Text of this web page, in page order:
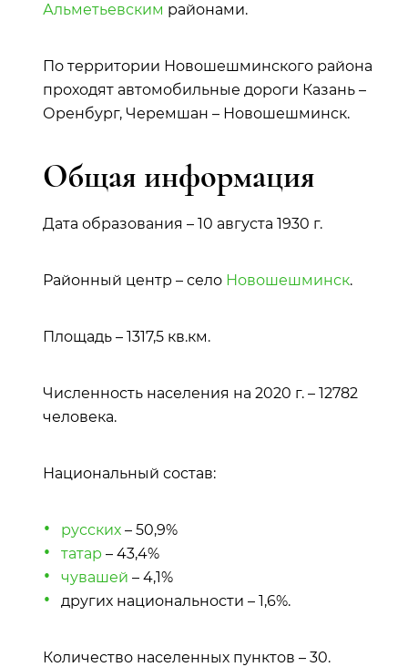
Альметьевским районами.
По территории Новошешминского района
проходят автомобильные дороги Казань –
Оренбург, Черемшан – Новошешминск.
Общая информация
Дата образования – 10 августа 1930 г.
Районный центр – село Новошешминск.
Площадь – 1317,5 кв.км.
Численность населения на 2020 г. – 12782
человека.
Национальный состав:
русских – 50,9%
татар – 43,4%
чувашей – 4,1%
других национальности – 1,6%.
Количество населенных пунктов – 30.